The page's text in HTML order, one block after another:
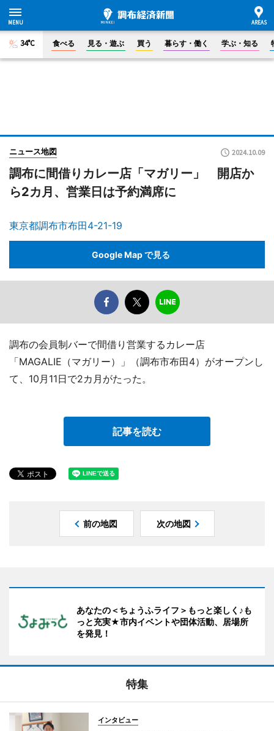
34°C 食べる 見る・遊ぶ 買う 暮らす・働く 学ぶ・知る
ニュース地図 2024.10.09
調布に間借りカレー店「マガリー」 開店か
ら2カ月、営業日は予約満席に
東京都調布市布田4-21-19
Google Map で見る
調布の会員制バーで間借り営業するカレー店
「MAGALIE（マガリー）」（調布市布田4）がオープンし
て、10月11日で2カ月がたった。
記事を読む
前の地図 次の地図
あなたの＜ちょうふライフ＞もっと楽しく♪も
っと充実★市内イベントや団体活動、居場所
を発見！
特集
インタビュー